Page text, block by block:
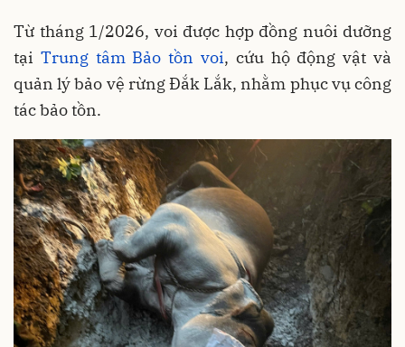
Từ tháng 1/2026, voi được hợp đồng nuôi dưỡng
tại Trung tâm Bảo tồn voi, cứu hộ động vật và
quản lý bảo vệ rừng Đắk Lắk, nhằm phục vụ công
tác bảo tồn.